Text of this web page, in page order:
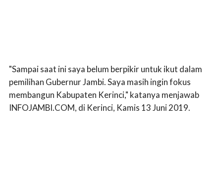
"Sampai saat ini saya belum berpikir untuk ikut dalam
pemilihan Gubernur Jambi. Saya masih ingin fokus
membangun Kabupaten Kerinci," katanya menjawab
INFOJAMBI.COM, di Kerinci, Kamis 13 Juni 2019.